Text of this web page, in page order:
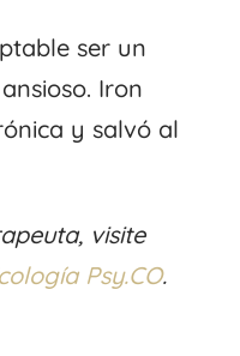
ser un
Iron
y salvó al
visite
Psy.CO.